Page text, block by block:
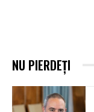
NU PIERDEȚI